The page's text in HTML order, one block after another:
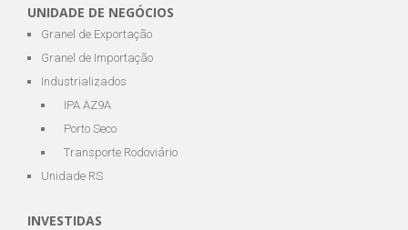
UNIDADE DE NEGÓCIOS
Granel de Exportação
Granel de Importação
Industrializados
IPA AZ9A
Porto Seco
Transporte Rodoviário
Unidade RS
INVESTIDAS